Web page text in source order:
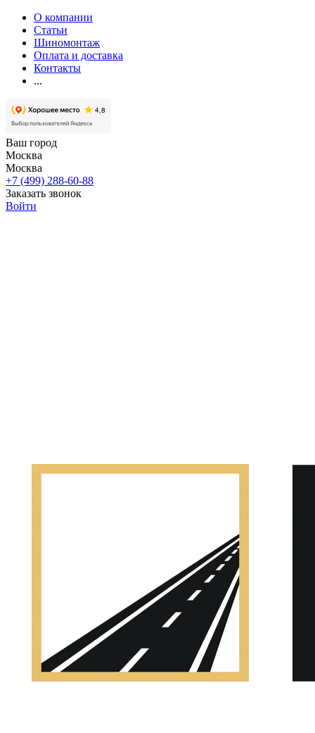
О компании
Статьи
Шиномонтаж
Оплата и доставка
Контакты
...
Ваш город
Москва
Москва
+7 (499) 288-60-88
Заказать звонок
Войти